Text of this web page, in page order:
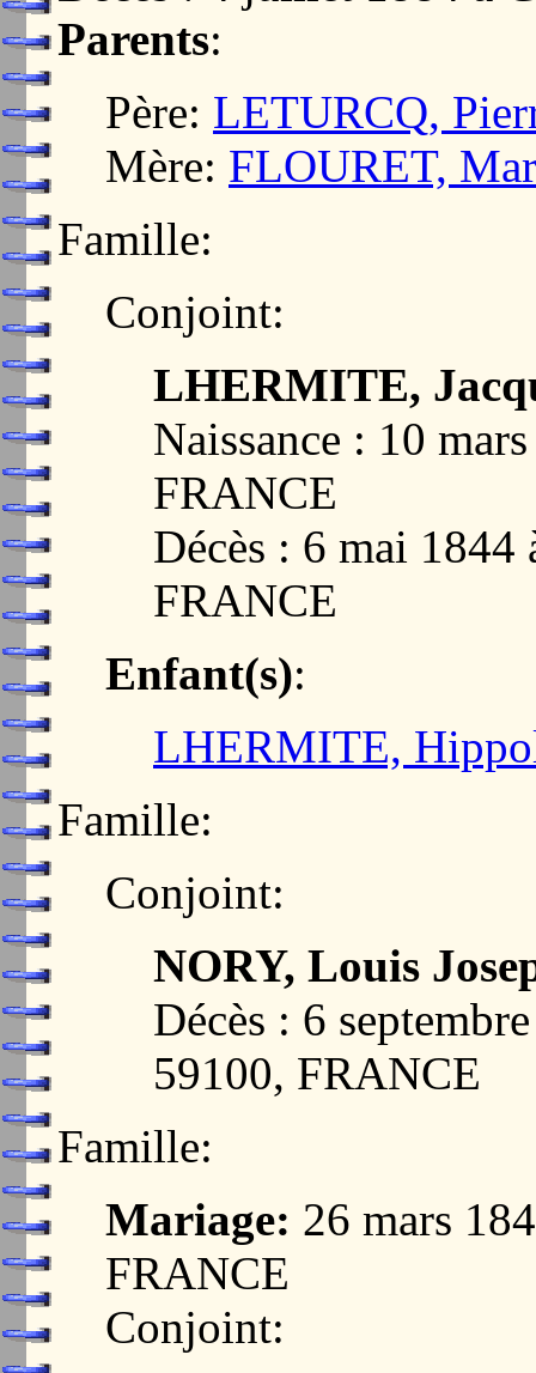
Parents:
Père: LETURCQ,
Mère: FLOURET,
Famille:
Conjoint:
LHERMITE,
Naissance : 10
FRANCE
Décès : 6 mai
FRANCE
Enfant(s):
LHERMITE,
Famille:
Conjoint:
NORY, Louis
Décès : 6
59100, FRANCE
Famille:
Mariage: 26 mars
FRANCE
Conjoint: